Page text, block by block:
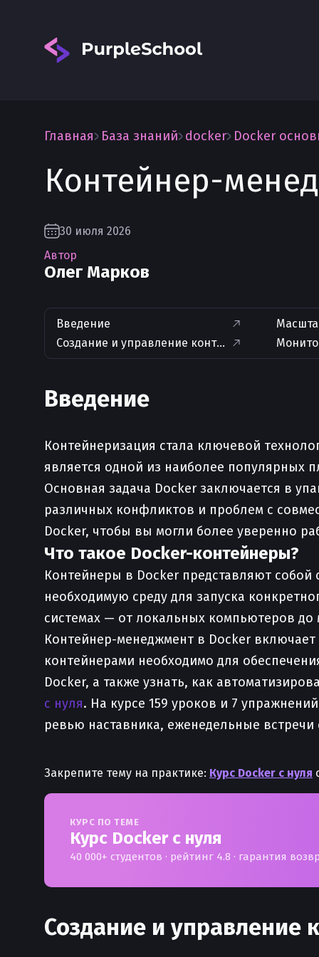
Главная База знаний docker Docker
Контейнер-
30 июля 2026
Автор
Олег Марков
Введение
Создание и управление контейнерами
Введение
Контейнеризация стала ключевой
является одной из наиболее популярных
Основная задача Docker заключается в
различных конфликтов и проблем с
Docker, чтобы вы могли более уверенно
Что такое Docker-контейнеры?
Контейнеры в Docker представляют
необходимую среду для запуска
системах — от локальных компьютеров
Контейнер-менеджмент в Docker
контейнерами необходимо для
Docker, а также узнать, как
с нуля. На курсе 159 уроков и 7
ревью наставника, еженедельные встречи
Закрепите тему на практике: Курс Docker с нуля
КУРС ПО ТЕМЕ
Курс Docker с нуля
40 000+ студентов · рейтинг 4.8 · гарантия
Создание и управление